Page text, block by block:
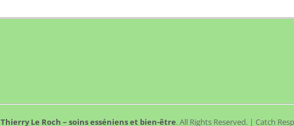
Thierry Le Roch – soins esséniens et bien-être. All Rights Reserved. | Catch